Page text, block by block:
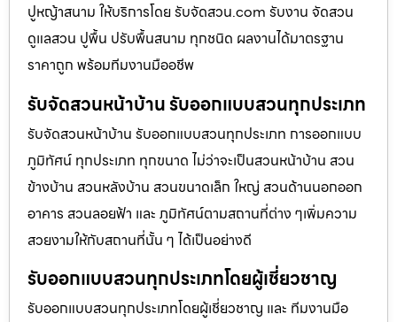
ปูหญ้าสนาม ให้บริการโดย รับจัดสวน.com รับงาน จัดสวน
ดูแลสวน ปูพื้น ปรับพื้นสนาม ทุกชนิด ผลงานได้มาตรฐาน
ราคาถูก พร้อมทีมงานมืออชีพ
รับจัดสวนหน้าบ้าน รับออกแบบสวนทุกประเภท
รับจัดสวนหน้าบ้าน รับออกแบบสวนทุกประเภท การออกแบบ
ภูมิทัศน์ ทุกประเภท ทุกขนาด ไม่ว่าจะเป็นสวนหน้าบ้าน สวน
ข้างบ้าน สวนหลังบ้าน สวนขนาดเล็ก ใหญ่ สวนด้านนอกออก
อาคาร สวนลอยฟ้า และ ภูมิทัศน์ตามสถานที่ต่าง ๆเพิ่มความ
สวยงามให้กับสถานที่นั้น ๆ ได้เป็นอย่างดี
รับออกแบบสวนทุกประเภทโดยผู้เชี่ยวชาญ
รับออกแบบสวนทุกประเภทโดยผู้เชี่ยวชาญ และ ทีมงานมือ